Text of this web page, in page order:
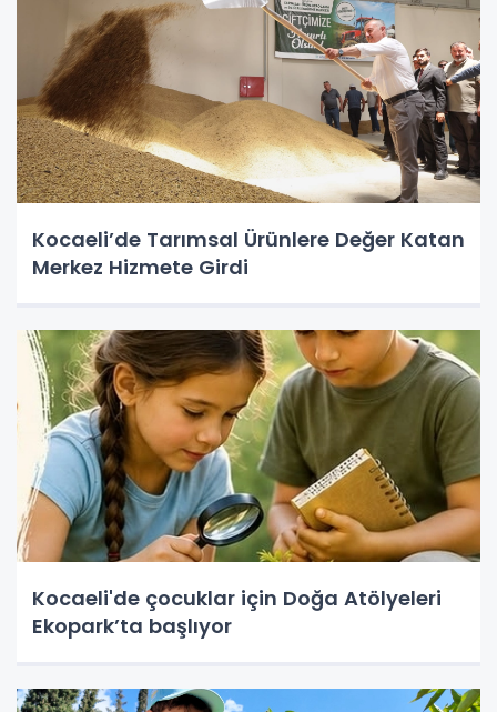
Kocaeli’de Tarımsal Ürünlere Değer Katan
Merkez Hizmete Girdi
Kocaeli'de çocuklar için Doğa Atölyeleri
Ekopark’ta başlıyor